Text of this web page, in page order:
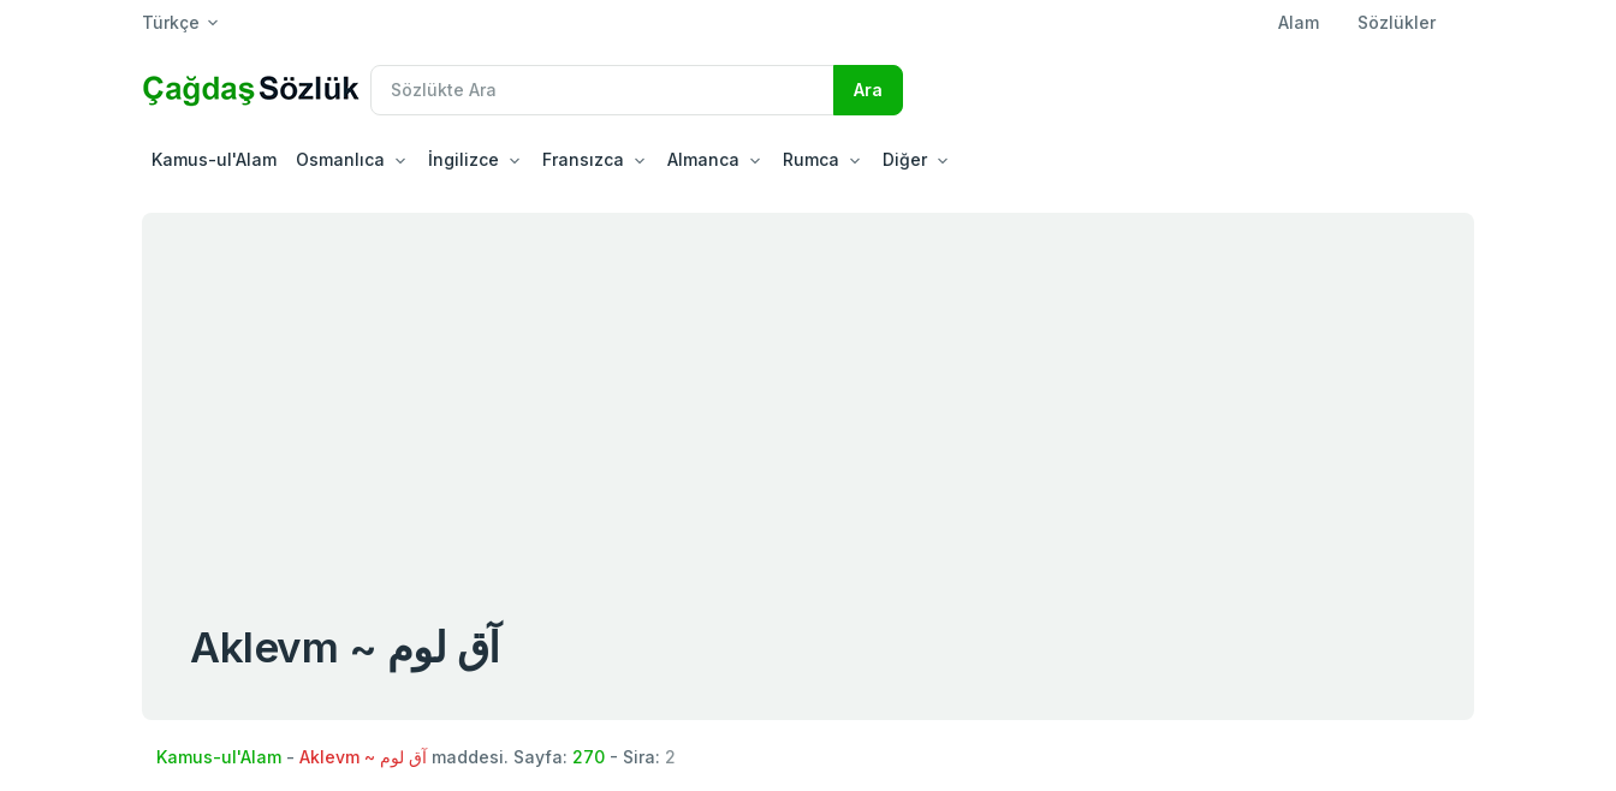
Türkçe Alam Sözlükler
Kamus-ul'Alam Osmanlıca İngilizce Fransızca Almanca Rumca Diğer
Aklevm ~ آق لوم
Kamus-ul'Alam - Aklevm ~ آق لوم maddesi. Sayfa: 270 - Sira: 2